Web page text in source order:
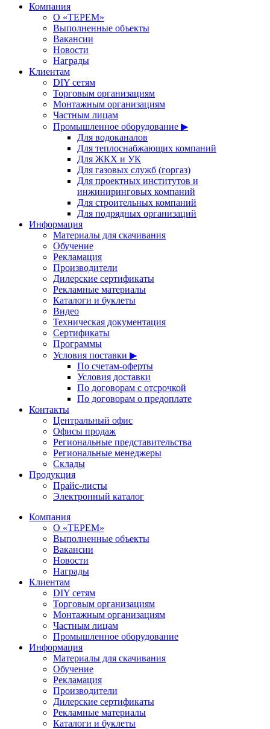
Компания
О «ТЕРЕМ»
Выполненные объекты
Вакансии
Новости
Награды
Клиентам
DIY сетям
Торговым организациям
Монтажным организациям
Частным лицам
Промышленное оборудование ▶
Для водоканалов
Для теплоснабжающих компаний
Для ЖКХ и УК
Для газовых служб (горгаз)
Для проектных институтов и
инжиниринговых компаний
Для строительных компаний
Для подрядных организаций
Информация
Материалы для скачивания
Обучение
Рекламация
Производители
Дилерские сертификаты
Рекламные материалы
Каталоги и буклеты
Видео
Техническая документация
Сертификаты
Программы
Условия поставки ▶
По счетам-оферты
Условия доставки
По договорам с отсрочкой
По договорам о предоплате
Контакты
Центральный офис
Офисы продаж
Региональные представительства
Региональные менеджеры
Склады
Продукция
Прайс-листы
Электронный каталог
Компания
О «ТЕРЕМ»
Выполненные объекты
Вакансии
Новости
Награды
Клиентам
DIY сетям
Торговым организациям
Монтажным организациям
Частным лицам
Промышленное оборудование
Информация
Материалы для скачивания
Обучение
Рекламация
Производители
Дилерские сертификаты
Рекламные материалы
Каталоги и буклеты